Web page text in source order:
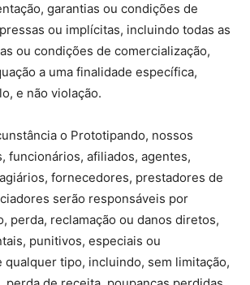
garantias ou condições de
ou implícitas, incluindo todas as
ou condições de comercialização,
a uma finalidade específica,
e não violação.
o Prototipando, nossos
funcionários, afiliados, agentes,
fornecedores, prestadores de
serão responsáveis por
perda, reclamação ou danos diretos,
punitivos, especiais ou
qualquer tipo, incluindo, sem limitação,